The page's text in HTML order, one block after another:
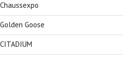
Goose